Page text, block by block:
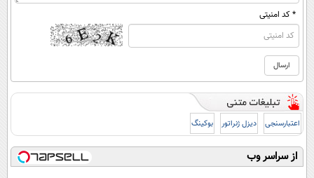
* کد امنیتی
اعتبارسنجی دیزل ژنراتور بوکینگ
از سراسر وب